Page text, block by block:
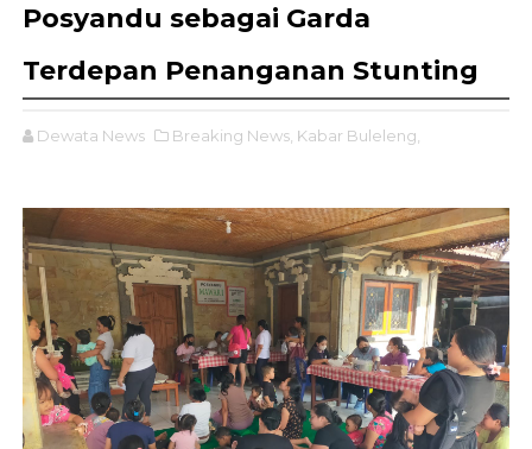
Posyandu sebagai Garda
Terdepan Penanganan Stunting
Dewata News Breaking News, Kabar Buleleng,